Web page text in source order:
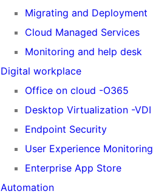
Migrating and Deployment
Cloud Managed Services
Monitoring and help desk
Digital workplace
Office on cloud -O365
Desktop Virtualization -VDI
Endpoint Security
User Experience Monitoring
Enterprise App Store
Automation